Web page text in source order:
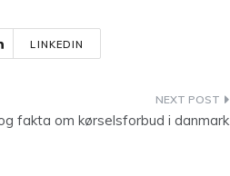
LINKEDIN
fakta om kørselsforbud i danmark